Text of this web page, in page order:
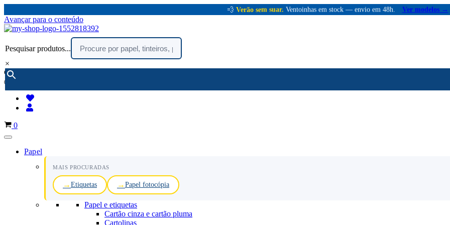
💨 Verão sem suar. Ventoinhas em stock — envio em 48h. Ver modelos →
Avançar para o conteúdo
Pesquisar produtos...
×
encomendar por telefone :
(chamada rede fixa nacional)
Carrinho
0
Papel
MAIS PROCURADAS
Etiquetas Papel fotocópia
Papel e etiquetas
Cartão cinza e cartão pluma
Cartolinas